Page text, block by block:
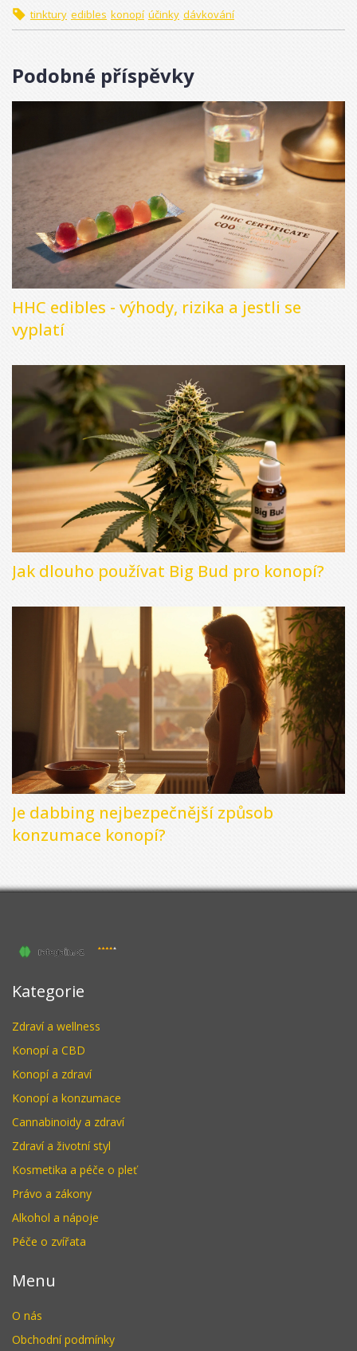
tinktury edibles konopí účinky dávkování
Podobné příspěvky
HHC edibles - výhody, rizika a jestli se
vyplatí
Jak dlouho používat Big Bud pro konopí?
Je dabbing nejbezpečnější způsob
konzumace konopí?
Kategorie
Zdraví a wellness
Konopí a CBD
Konopí a zdraví
Konopí a konzumace
Cannabinoidy a zdraví
Zdraví a životní styl
Kosmetika a péče o pleť
Právo a zákony
Alkohol a nápoje
Péče o zvířata
Menu
O nás
Obchodní podmínky